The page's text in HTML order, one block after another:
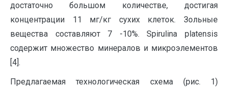
достаточно большом количестве, достигая
концентрации 11 мг/кг сухих клеток. Зольные
вещества составляют 7 -10%. Spirulina platensis
содержит множество минералов и микроэлементов
[4].
Предлагаемая технологическая схема (рис. 1)